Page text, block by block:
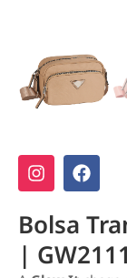
Bolsa
| GW2111